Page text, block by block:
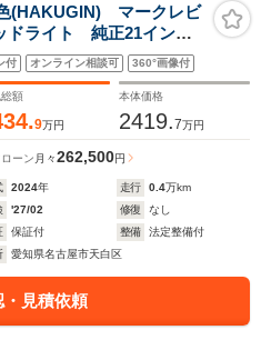
(HAKUGIN) マークレビ
ドライト 純正21インチ
ドアップディスプレ
スカッフプレート
付 オンライン相談可 360°画像付
額
9万円
本体価格
2419.7万円
ーン 月々262,500円
2024年 走行 0.4万km
'27/02 修復
なし
保証付 整備
法定整備付
愛知県名古屋市天白区
見積依頼